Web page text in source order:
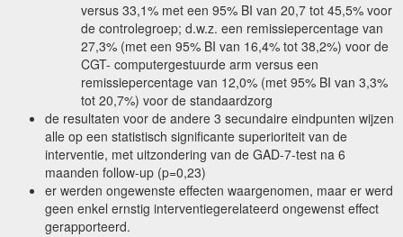
versus 33,1% met een 95% BI van 20,7 tot 45,5% voor
de controlegroep; d.w.z. een remissiepercentage van
27,3% (met een 95% BI van 16,4% tot 38,2%) voor de
CGT- computergestuurde arm versus een
remissiepercentage van 12,0% (met 95% BI van 3,3%
tot 20,7%) voor de standaardzorg
de resultaten voor de andere 3 secundaire eindpunten wijzen
alle op een statistisch significante superioriteit van de
interventie, met uitzondering van de GAD-7-test na 6
maanden follow-up (p=0,23)
er werden ongewenste effecten waargenomen, maar er werd
geen enkel ernstig interventiegerelateerd ongewenst effect
gerapporteerd.